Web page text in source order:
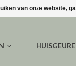
van onze website,